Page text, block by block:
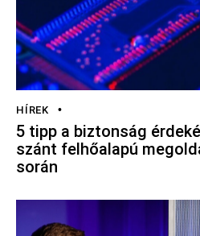
HÍREK
5 tipp a biztonság
szánt felhőalapú
során